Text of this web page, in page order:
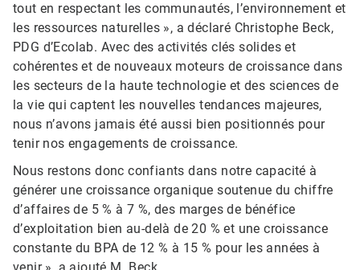
tout en respectant les communautés, l’environnement et
les ressources naturelles », a déclaré Christophe Beck,
PDG d’Ecolab. Avec des activités clés solides et
cohérentes et de nouveaux moteurs de croissance dans
les secteurs de la haute technologie et des sciences de
la vie qui captent les nouvelles tendances majeures,
nous n’avons jamais été aussi bien positionnés pour
tenir nos engagements de croissance.
Nous restons donc confiants dans notre capacité à
générer une croissance organique soutenue du chiffre
d’affaires de 5 % à 7 %, des marges de bénéfice
d’exploitation bien au-delà de 20 % et une croissance
constante du BPA de 12 % à 15 % pour les années à